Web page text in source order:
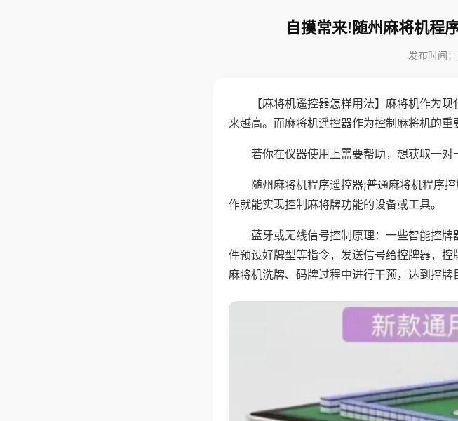
自摸常来!随州麻将机程
发布时间
【麻将机遥控器怎样用法】麻将机作为
来越高。而麻将机遥控器作为控制麻将机的重
若你在仪器使用上需要帮助，想获取一
随州麻将机程序遥控器;普通麻将机程序
作就能实现控制麻将牌功能的设备或工具。
蓝牙或无线信号控制原理：一些智能控
件预设好牌型等指令，发送信号给控牌器，
麻将机洗牌、码牌过程中进行干预，达到控牌